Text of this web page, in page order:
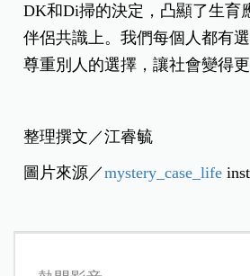
DK和Di掃的決定，凸顯了生育
伴侶共識上。我們每個人都有
尊重別人的選擇，讓社會變得更
整理撰文／江睿毓
圖片來源／mystery_case_life